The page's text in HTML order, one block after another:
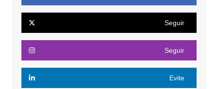
Seguir
Seguir
Evite